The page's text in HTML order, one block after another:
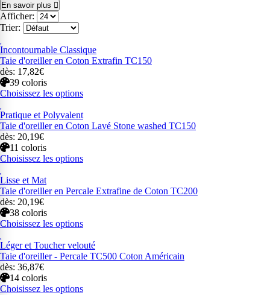
En savoir plus
Afficher:
Trier:
Incontournable Classique
Taie d'oreiller en Coton Extrafin TC150
dès: 17,82€
39 coloris
Choisissez les options
Pratique et Polyvalent
Taie d'oreiller en Coton Lavé Stone washed TC150
dès: 20,19€
11 coloris
Choisissez les options
Lisse et Mat
Taie d'oreiller en Percale Extrafine de Coton TC200
dès: 20,19€
38 coloris
Choisissez les options
Léger et Toucher velouté
Taie d'oreiller - Percale TC500 Coton Américain
dès: 36,87€
14 coloris
Choisissez les options